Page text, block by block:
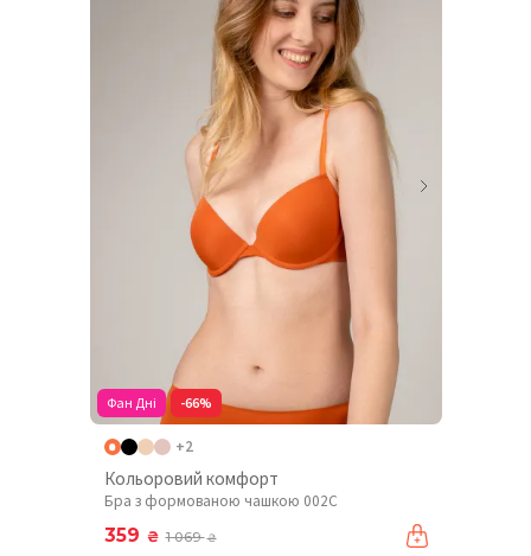
Фан Дні -66%
+2
Кольоровий комфорт
Бра з формованою чашкою 002C
359 ₴ 1 069₴